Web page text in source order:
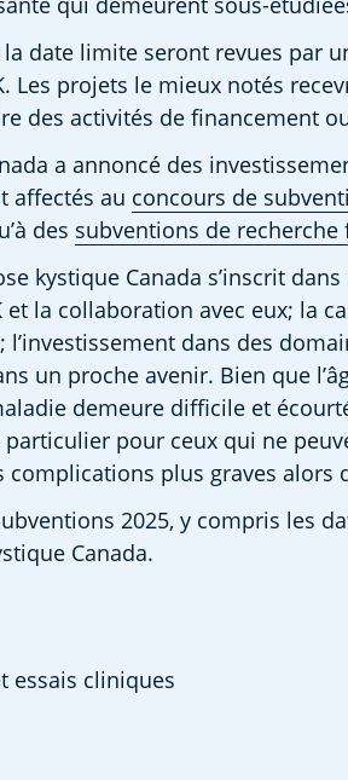
date limite seront revues par
Les projets le mieux notés
des activités de financement
a annoncé des
affectés au concours de
des subventions de
kystique Canada s’inscrit
et la collaboration avec eux; la
dans des
un proche avenir. Bien que
demeure difficile et
pour ceux qui ne
plus graves alors
2025, y compris les
Canada.
essais cliniques